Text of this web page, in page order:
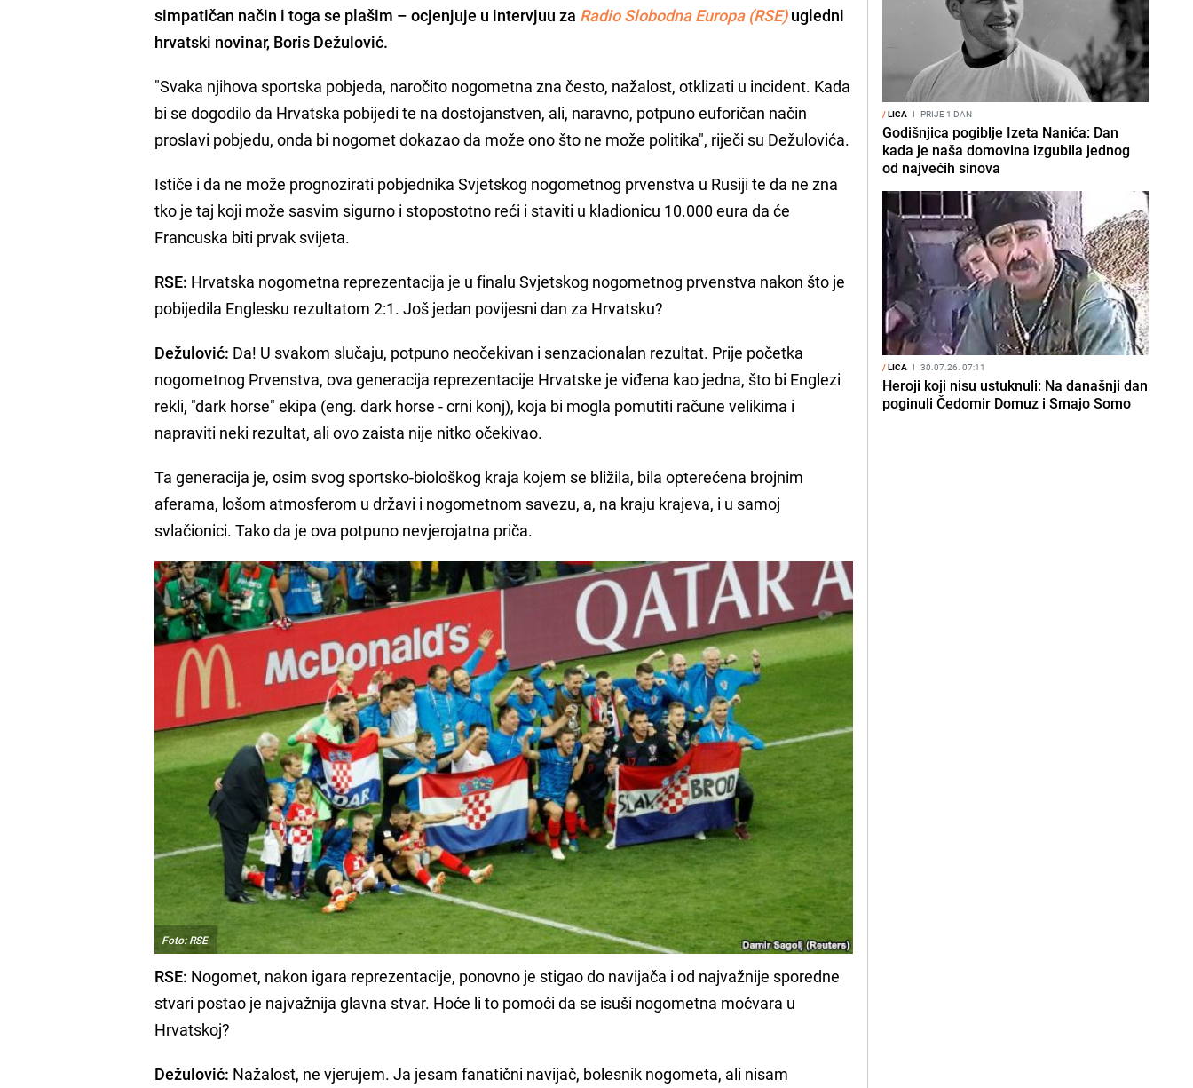
simpatičan način i toga se plašim – ocjenjuje u intervjuu za Radio Slobodna Europa (RSE)ugledni
hrvatski novinar, Boris Dežulović.
"Svaka njihova sportska pobjeda, naročito nogometna zna često, nažalost, otklizati u incident. Kada
bi se dogodilo da Hrvatska pobijedi te na dostojanstven, ali, naravno, potpuno euforičan način
proslavi pobjedu, onda bi nogomet dokazao da može ono što ne može politika", riječi su Dežulovića.
Ističe i da ne može prognozirati pobjednika Svjetskog nogometnog prvenstva u Rusiji te da ne zna
tko je taj koji može sasvim sigurno i stopostotno reći i staviti u kladionicu 10.000 eura da će
Francuska biti prvak svijeta.
RSE: Hrvatska nogometna reprezentacija je u finalu Svjetskog nogometnog prvenstva nakon što je
pobijedila Englesku rezultatom 2:1. Još jedan povijesni dan za Hrvatsku?
Dežulović: Da! U svakom slučaju, potpuno neočekivan i senzacionalan rezultat. Prije početka
nogometnog Prvenstva, ova generacija reprezentacije Hrvatske je viđena kao jedna, što bi Englezi
rekli, "dark horse" ekipa (eng. dark horse - crni konj), koja bi mogla pomutiti račune velikima i
napraviti neki rezultat, ali ovo zaista nije nitko očekivao.
Ta generacija je, osim svog sportsko-biološkog kraja kojem se bližila, bila opterećena brojnim
aferama, lošom atmosferom u državi i nogometnom savezu, a, na kraju krajeva, i u samoj
svlačionici. Tako da je ova potpuno nevjerojatna priča.
Foto: RSE
RSE: Nogomet, nakon igara reprezentacije, ponovno je stigao do navijača i od najvažnije sporedne
stvari postao je najvažnija glavna stvar. Hoće li to pomoći da se isuši nogometna močvara u
Hrvatskoj?
Dežulović: Nažalost, ne vjerujem. Ja jesam fanatični navijač, bolesnik nogometa, ali nisam
/LICA I PRIJE 1 DAN
Godišnjica pogiblje Izeta Nanića: Dan
kada je naša domovina izgubila jednog
od najvećih sinova
/LICA I 30.07.26. 07:11
Heroji koji nisu ustuknuli: Na današnji dan
poginuli Čedomir Domuz i Smajo Somo